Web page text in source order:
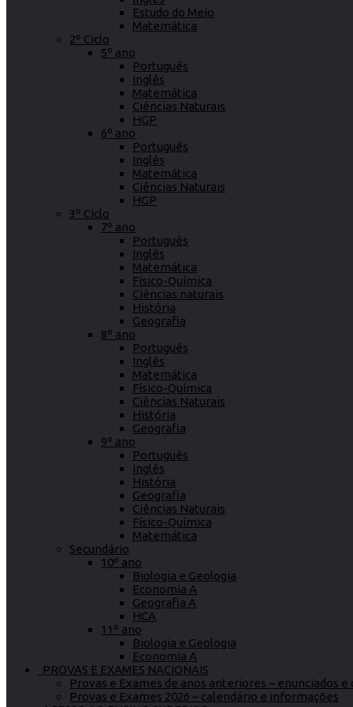
Estudo do Meio
Matemática
2º Ciclo
5º ano
Português
Inglês
Matemática
Ciências Naturais
HGP
6º ano
Português
Inglês
Matemática
Ciências Naturais
HGP
3º Ciclo
7º ano
Português
Inglês
Matemática
Físico-Química
Ciências naturais
História
Geografia
8º ano
Português
Inglês
Matemática
Físico-Química
Ciências Naturais
História
Geografia
9º ano
Português
Inglês
História
Geografia
Ciências Naturais
Físico-Química
Matemática
Secundário
10º ano
Biologia e Geologia
Economia A
Geografia A
HCA
11º ano
Biologia e Geologia
Economia A
PROVAS E EXAMES NACIONAIS
Provas e Exames de anos anteriores – enunciados
Provas e Exames 2026 – calendário e informações